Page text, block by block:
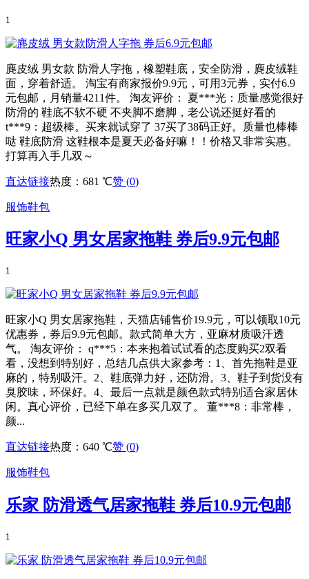
1
麂皮绒 男女款 防滑人字拖，橡塑鞋底，安全防滑，麂皮绒鞋
面，穿着舒适。 淘宝有商家报价9.9元，可用3元券，实付6.9
元包邮，月销量4211件。 淘友评价： 夏***光：质量感觉很好
防滑的 鞋底不软不硬 不夹脚不磨脚，老公说还挺好看的
t***9：超级棒。买来就试穿了 37买了38码正好。质量也棒棒
哒 鞋底防滑 这鞋根本是夏天必备好嘛！！价格又非常实惠。
打算再入手几双～
直达链接热度：681 ℃赞 (0)
服饰鞋包
旺家小Q 男女居家拖鞋 券后9.9元包邮
1
旺家小Q 男女居家拖鞋，天猫店铺售价19.9元，可以领取10元
优惠券，券后9.9元包邮。款式简单大方，亚麻材质吸汗透
气。 淘友评价： q***5：本来抱着试试看的态度购买2双看
看，没想到特别好，总结几点供大家参考：1、首先拖鞋是亚
麻的，特别吸汗。2、鞋底弹力好，还防滑。3、鞋子到货没有
臭胶味，环保好。4、最后一点就是颜色款式特别适合家居休
闲。真心评价，已经下单在多买几双了。 董***8：非常棒，
颜...
直达链接热度：640 ℃赞 (0)
服饰鞋包
乐家 防滑透气居家拖鞋 券后10.9元包邮
1